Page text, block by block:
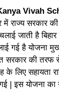
Vivah
में राज्य सरकार
जाती है
गई है योजना
सरकार की तरफ
के लिए सहायता
| इस योजना का